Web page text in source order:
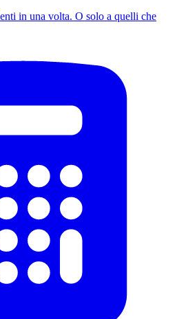
in una volta. O solo a quelli che